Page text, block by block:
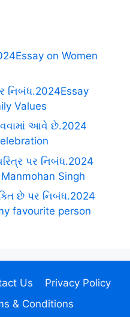
on Women
નિબંધ.2024Essay
Values
આવે છે.2024
પર નિબંધ.2024
Singh
છે પર નિબંધ.2024
favourite person
Us
Privacy Policy
& Conditions